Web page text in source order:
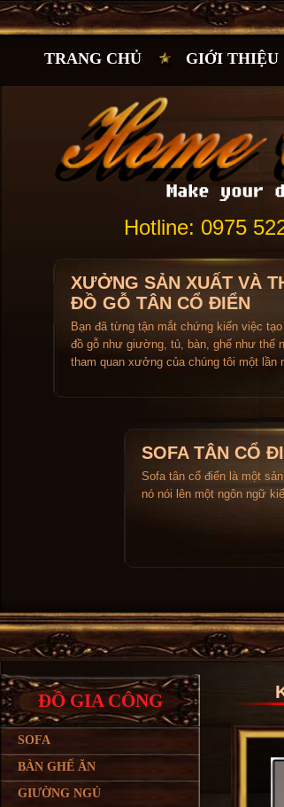
TRANG CHỦ GIỚI THIỆU
Hotline: 0975
XƯỞNG SẢN XUẤT VÀ
ĐỒ GỖ TÂN CỔ ĐIỂN
Bạn đã từng tận mắt chứng kiến việc
đồ gỗ như giường, tủ, bàn, ghế như thế
tham quan xưởng của chúng tôi một lần
SOFA TÂN CỔ
Sofa tân cổ điển là một
nó nói lên một ngôn ngữ
ĐỒ GIA CÔNG
SOFA
BÀN GHẾ ĂN
GIƯỜNG NGỦ